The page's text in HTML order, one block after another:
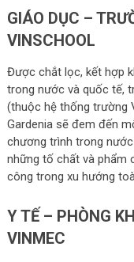
GIÁO DỤC –
VINSCHOOL
Được chắt lọc, kết hợp
trong nước và quốc tế,
(thuộc hệ thống trường
Gardenia sẽ đem đến
chương trình trong
những tố chất và phẩm
công trong xu hướng
Y TẾ – PHÒNG
VINMEC